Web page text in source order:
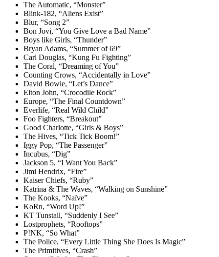
The Automatic, “Monster”
Blink-182, “Aliens Exist”
Blur, “Song 2”
Bon Jovi, “You Give Love a Bad Name”
Boys like Girls, “Thunder”
Bryan Adams, “Summer of 69”
Carl Douglas, “Kung Fu Fighting”
The Coral, “Dreaming of You”
Counting Crows, “Accidentally in Love”
David Bowie, “Let’s Dance”
Elton John, “Crocodile Rock”
Europe, “The Final Countdown”
Everlife, “Real Wild Child”
Foo Fighters, “Breakout”
Good Charlotte, “Girls & Boys”
The Hives, “Tick Tick Boom!”
Iggy Pop, “The Passenger”
Incubus, “Dig”
Jackson 5, “I Want You Back”
Jimi Hendrix, “Fire”
Kaiser Chiefs, “Ruby”
Katrina & The Waves, “Walking on Sunshine”
The Kooks, “Naïve”
KoRn, “Word Up!”
KT Tunstall, “Suddenly I See”
Lostprophets, “Rooftops”
P!NK, “So What”
The Police, “Every Little Thing She Does Is Magic”
The Primitives, “Crash”